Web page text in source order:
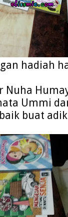
hadiah
Nuha
Ummi
buat